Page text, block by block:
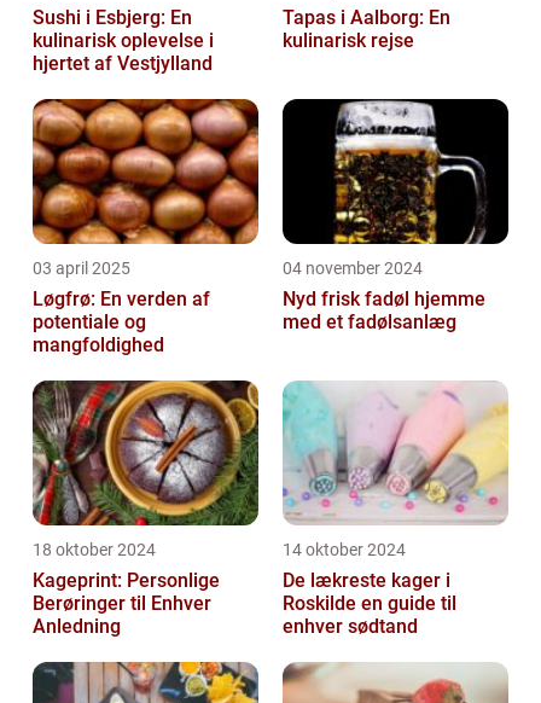
Sushi i Esbjerg: En
kulinarisk oplevelse i
hjertet af Vestjylland
Tapas i Aalborg: En
kulinarisk rejse
03 april 2025
Løgfrø: En verden af
potentiale og
mangfoldighed
04 november 2024
Nyd frisk fadøl hjemme
med et fadølsanlæg
18 oktober 2024
Kageprint: Personlige
Berøringer til Enhver
Anledning
14 oktober 2024
De lækreste kager i
Roskilde en guide til
enhver sødtand